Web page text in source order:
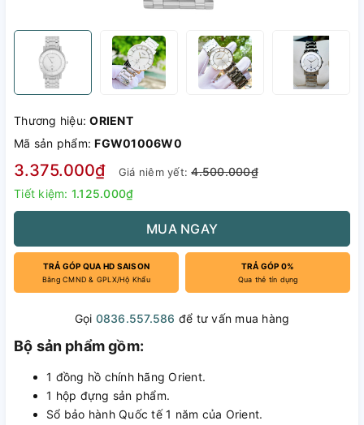
Thương hiệu:ORIENT
Mã sản phẩm:FGW01006W0
3.375.000₫ Giá niêm yết:4.500.000₫
Tiết kiệm: 1.125.000₫
MUA NGAY
TRẢ GÓP QUA HD SAISON
Bằng CMND & GPLX/Hộ Khẩu
TRẢ GÓP 0%
Qua thẻ tín dụng
Gọi 0836.557.586 để tư vấn mua hàng
Bộ sản phẩm gồm:
1 đồng hồ chính hãng Orient.
1 hộp đựng sản phẩm.
Sổ bảo hành Quốc tế 1 năm của Orient.